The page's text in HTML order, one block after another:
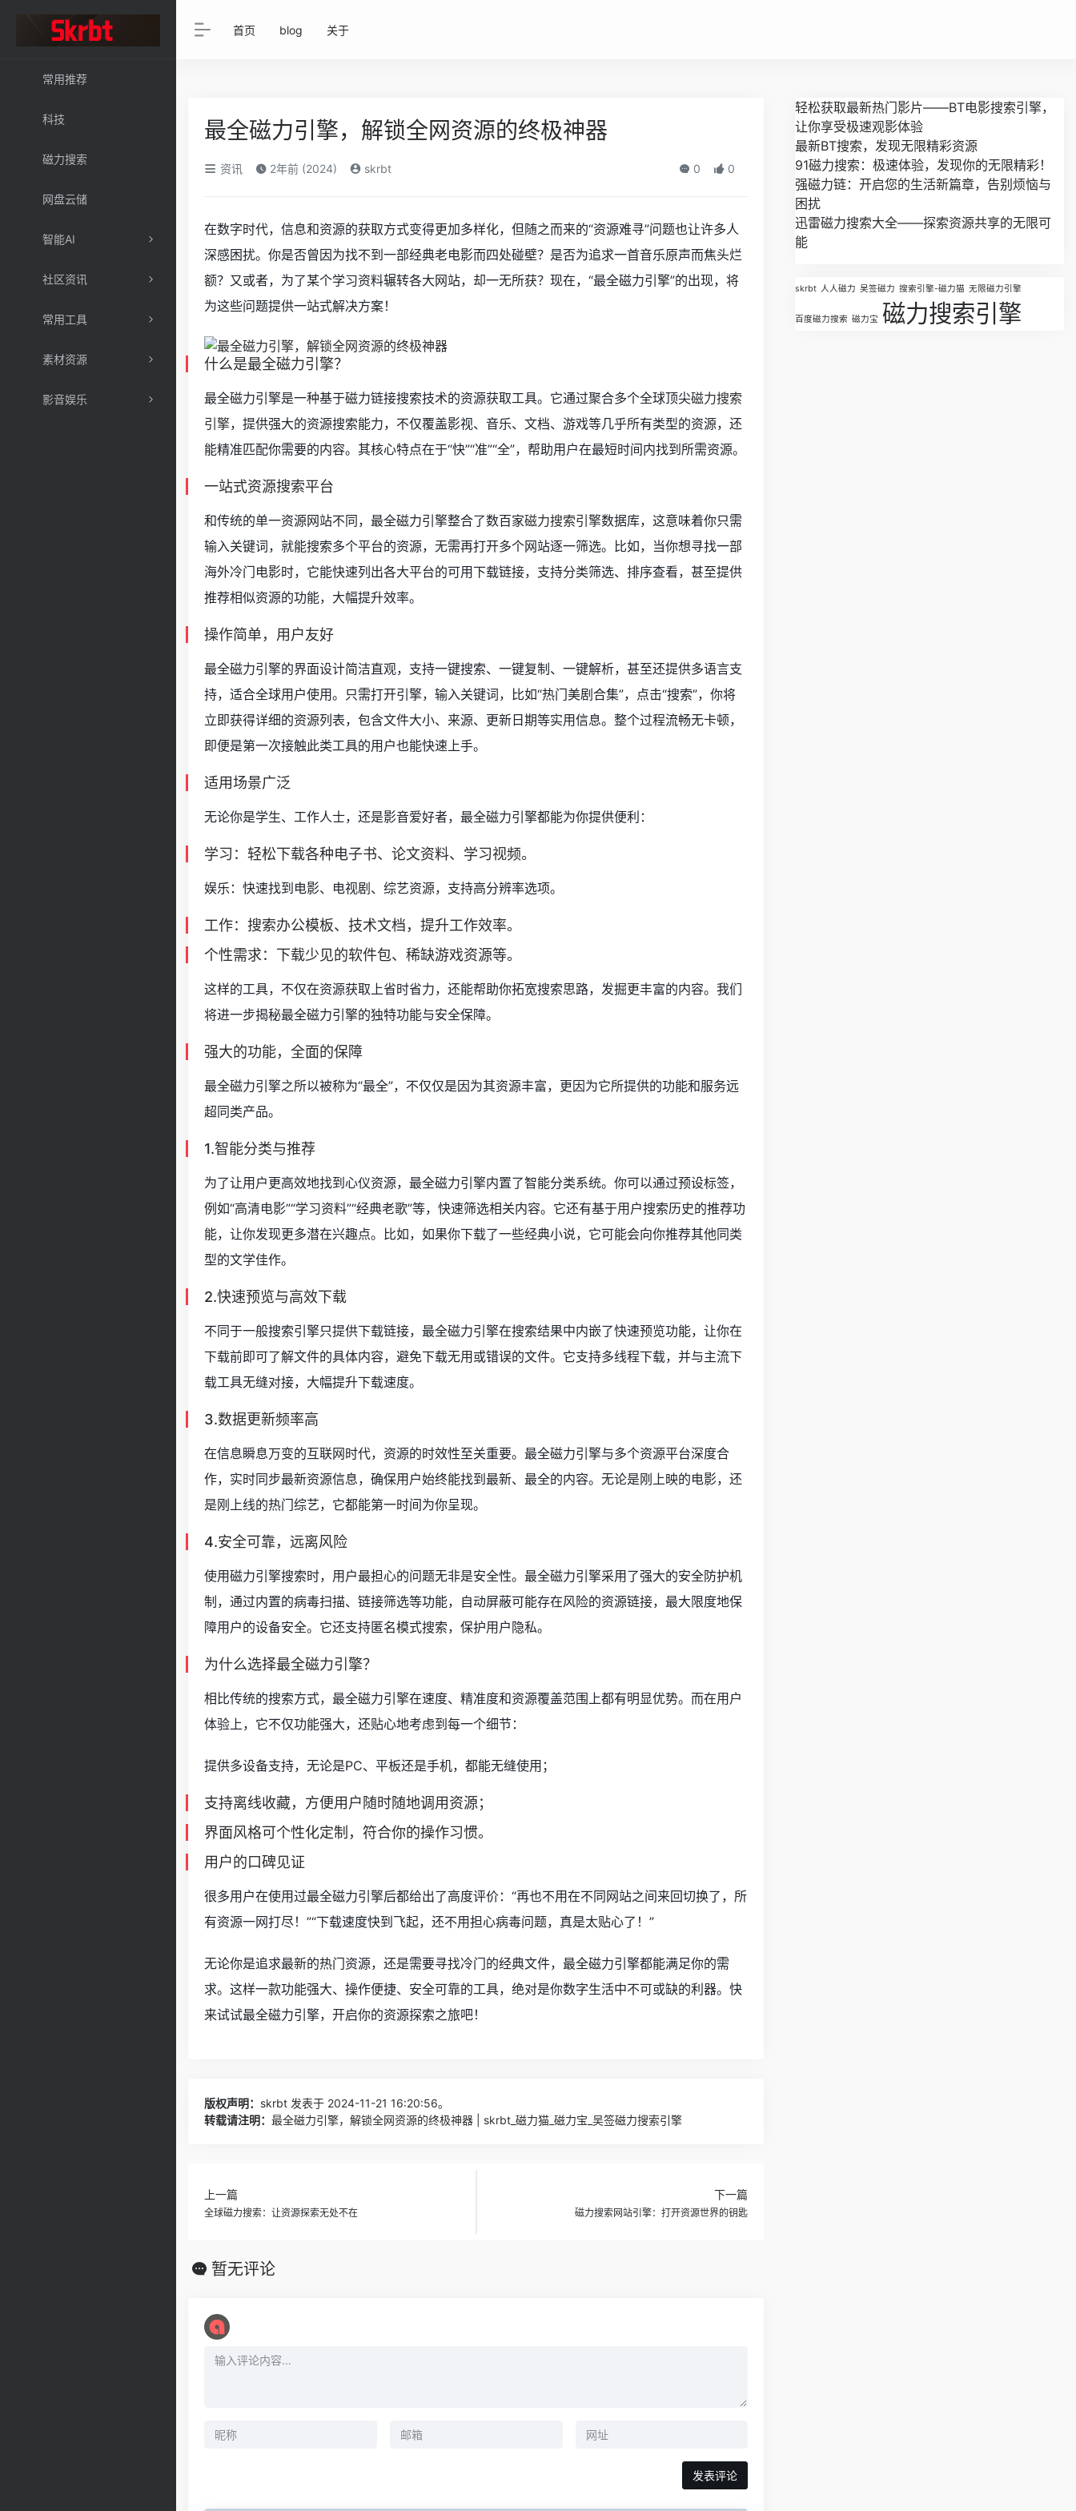
常用推荐
科技
磁力搜索
网盘云储
智能AI
社区资讯
常用工具
素材资源
影音娱乐
首页 blog 关于
最全磁力引擎，解锁全网资源的终极神器
资讯 2年前 (2024) skrbt 0 0
在数字时代，信息和资源的获取方式变得更加多样化，但随之而来的“资源难寻”问题也让许多人
深感困扰。你是否曾因为找不到一部经典老电影而四处碰壁？是否为追求一首音乐原声而焦头烂
额？又或者，为了某个学习资料辗转各大网站，却一无所获？现在，“最全磁力引擎”的出现，将
为这些问题提供一站式解决方案！
什么是最全磁力引擎？
最全磁力引擎是一种基于磁力链接搜索技术的资源获取工具。它通过聚合多个全球顶尖磁力搜索
引擎，提供强大的资源搜索能力，不仅覆盖影视、音乐、文档、游戏等几乎所有类型的资源，还
能精准匹配你需要的内容。其核心特点在于“快”“准”“全”，帮助用户在最短时间内找到所需资源。
一站式资源搜索平台
和传统的单一资源网站不同，最全磁力引擎整合了数百家磁力搜索引擎数据库，这意味着你只需
输入关键词，就能搜索多个平台的资源，无需再打开多个网站逐一筛选。比如，当你想寻找一部
海外冷门电影时，它能快速列出各大平台的可用下载链接，支持分类筛选、排序查看，甚至提供
推荐相似资源的功能，大幅提升效率。
操作简单，用户友好
最全磁力引擎的界面设计简洁直观，支持一键搜索、一键复制、一键解析，甚至还提供多语言支
持，适合全球用户使用。只需打开引擎，输入关键词，比如“热门美剧合集”，点击“搜索”，你将
立即获得详细的资源列表，包含文件大小、来源、更新日期等实用信息。整个过程流畅无卡顿，
即便是第一次接触此类工具的用户也能快速上手。
适用场景广泛
无论你是学生、工作人士，还是影音爱好者，最全磁力引擎都能为你提供便利：
学习：轻松下载各种电子书、论文资料、学习视频。
娱乐：快速找到电影、电视剧、综艺资源，支持高分辨率选项。
工作：搜索办公模板、技术文档，提升工作效率。
个性需求：下载少见的软件包、稀缺游戏资源等。
这样的工具，不仅在资源获取上省时省力，还能帮助你拓宽搜索思路，发掘更丰富的内容。我们
将进一步揭秘最全磁力引擎的独特功能与安全保障。
强大的功能，全面的保障
最全磁力引擎之所以被称为“最全”，不仅仅是因为其资源丰富，更因为它所提供的功能和服务远
超同类产品。
1.智能分类与推荐
为了让用户更高效地找到心仪资源，最全磁力引擎内置了智能分类系统。你可以通过预设标签，
例如“高清电影”“学习资料”“经典老歌”等，快速筛选相关内容。它还有基于用户搜索历史的推荐功
能，让你发现更多潜在兴趣点。比如，如果你下载了一些经典小说，它可能会向你推荐其他同类
型的文学佳作。
2.快速预览与高效下载
不同于一般搜索引擎只提供下载链接，最全磁力引擎在搜索结果中内嵌了快速预览功能，让你在
下载前即可了解文件的具体内容，避免下载无用或错误的文件。它支持多线程下载，并与主流下
载工具无缝对接，大幅提升下载速度。
3.数据更新频率高
在信息瞬息万变的互联网时代，资源的时效性至关重要。最全磁力引擎与多个资源平台深度合
作，实时同步最新资源信息，确保用户始终能找到最新、最全的内容。无论是刚上映的电影，还
是刚上线的热门综艺，它都能第一时间为你呈现。
4.安全可靠，远离风险
使用磁力引擎搜索时，用户最担心的问题无非是安全性。最全磁力引擎采用了强大的安全防护机
制，通过内置的病毒扫描、链接筛选等功能，自动屏蔽可能存在风险的资源链接，最大限度地保
障用户的设备安全。它还支持匿名模式搜索，保护用户隐私。
为什么选择最全磁力引擎？
相比传统的搜索方式，最全磁力引擎在速度、精准度和资源覆盖范围上都有明显优势。而在用户
体验上，它不仅功能强大，还贴心地考虑到每一个细节：
提供多设备支持，无论是PC、平板还是手机，都能无缝使用；
支持离线收藏，方便用户随时随地调用资源；
界面风格可个性化定制，符合你的操作习惯。
用户的口碑见证
很多用户在使用过最全磁力引擎后都给出了高度评价：“再也不用在不同网站之间来回切换了，所
有资源一网打尽！”“下载速度快到飞起，还不用担心病毒问题，真是太贴心了！”
无论你是追求最新的热门资源，还是需要寻找冷门的经典文件，最全磁力引擎都能满足你的需
求。这样一款功能强大、操作便捷、安全可靠的工具，绝对是你数字生活中不可或缺的利器。快
来试试最全磁力引擎，开启你的资源探索之旅吧！
版权声明： skrbt 发表于 2024-11-21 16:20:56。
转载请注明： 最全磁力引擎，解锁全网资源的终极神器 | skrbt_磁力猫_磁力宝_吴签磁力搜索引擎
上一篇
全球磁力搜索：让资源探索无处不在
下一篇
磁力搜索网站引擎：打开资源世界的钥匙
暂无评论
轻松获取最新热门影片——BT电影搜索引擎，
让你享受极速观影体验
最新BT搜索，发现无限精彩资源
91磁力搜索：极速体验，发现你的无限精彩！
强磁力链：开启您的生活新篇章，告别烦恼与
困扰
迅雷磁力搜索大全——探索资源共享的无限可
能
skrbt 人人磁力 吴签磁力 搜索引擎-磁力猫 无限磁力引擎
百度磁力搜索 磁力宝 磁力搜索引擎